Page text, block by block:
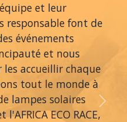
et leur
responsable font de
événements
et nous
accueillir chaque
tout le monde à
lampes solaires
ECO RACE,
Next